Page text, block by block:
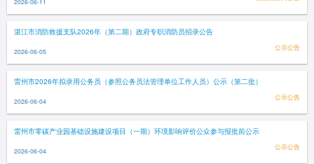
湛江市消防救援支队2026年（第二期）政府专职消防员招录公告
2026-06-05 公示公告
雷州市2026年拟录用公务员（参照公务员法管理单位工作人员）公示（第二批）
2026-06-04 公示公告
雷州市零碳产业园基础设施建设项目（一期）环境影响评价公众参与报批前公示
2026-06-04 公示公告